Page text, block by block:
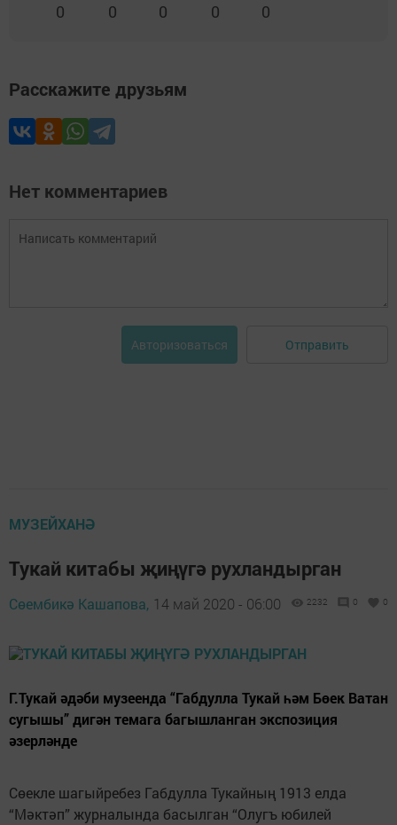
0 0 0 0 0
Расскажите друзьям
Нет комментариев
Авторизоваться Отправить
МУЗЕЙХАНӘ
Тукай китабы җиңүгә рухландырган
Сөембикә Кашапова, 14 май 2020 - 06:00 2232 0 0
Г.Тукай әдәби музеенда “Габдулла Тукай һәм Бөек Ватан
сугышы” дигән темага багышланган экспозиция
әзерләнде
Сөекле шагыйребез Габдулла Тукайның 1913 елда
“Мәктәп” журналында басылган “Олугъ юбилей